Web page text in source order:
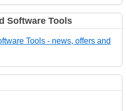
Software Tools
Tools - news, offers and